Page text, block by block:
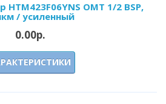
OMT 1/2 BSP,
/ усиленный
0.00р.